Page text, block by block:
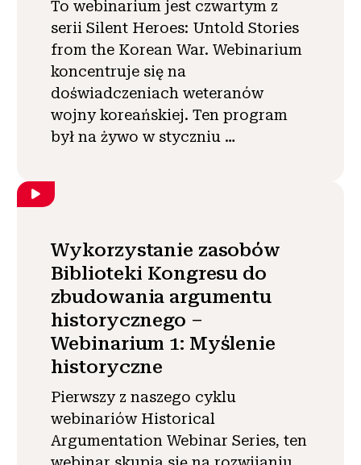
To webinarium jest czwartym z
serii Silent Heroes: Untold Stories
from the Korean War. Webinarium
koncentruje się na
doświadczeniach weteranów
wojny koreańskiej. Ten program
był na żywo w styczniu …
Wykorzystanie zasobów
Biblioteki Kongresu do
zbudowania argumentu
historycznego –
Webinarium 1: Myślenie
historyczne
Pierwszy z naszego cyklu
webinariów Historical
Argumentation Webinar Series, ten